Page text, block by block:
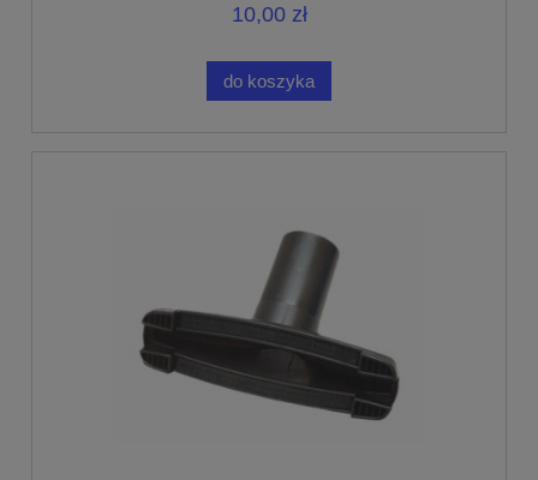
10,00 zł
do koszyka